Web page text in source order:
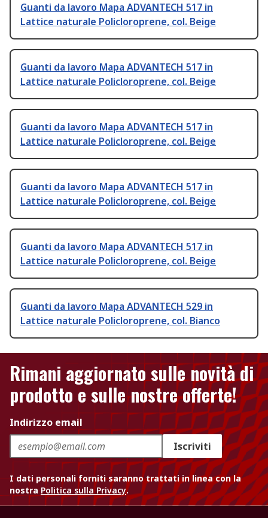
Guanti da lavoro Mapa ADVANTECH 517 in
Lattice naturale Policloroprene, col. Beige
Guanti da lavoro Mapa ADVANTECH 517 in
Lattice naturale Policloroprene, col. Beige
Guanti da lavoro Mapa ADVANTECH 517 in
Lattice naturale Policloroprene, col. Beige
Guanti da lavoro Mapa ADVANTECH 517 in
Lattice naturale Policloroprene, col. Beige
Guanti da lavoro Mapa ADVANTECH 517 in
Lattice naturale Policloroprene, col. Beige
Guanti da lavoro Mapa ADVANTECH 529 in
Lattice naturale Policloroprene, col. Bianco
Rimani aggiornato sulle novità di
prodotto e sulle nostre offerte!
Indirizzo email
Iscriviti
I dati personali forniti saranno trattati in linea con la
nostra Politica sulla Privacy.